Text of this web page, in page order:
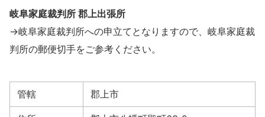
岐阜家庭裁判所 郡上出張所
→岐阜家庭裁判所への申立てとなりますので、岐阜家庭裁
判所の郵便切手をご参考ください。
管轄 郡上市